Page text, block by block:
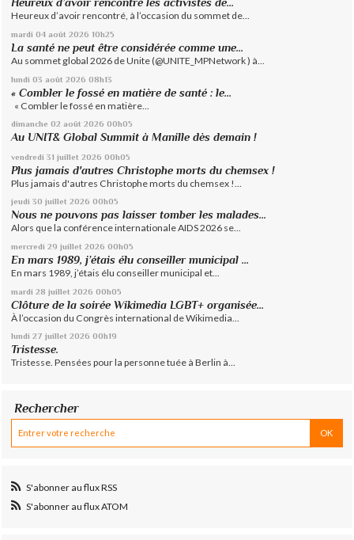
Heureux d’avoir rencontré les activistes de...
Heureux d’avoir rencontré, à l’occasion du sommet de...
mardi 04 août 2026 10h25
La santé ne peut être considérée comme une...
Au sommet global 2026 de Unite (@UNITE_MPNetwork ) à...
lundi 03 août 2026 08h13
« Combler le fossé en matière de santé : le...
« Combler le fossé en matière...
dimanche 02 août 2026 00h05
Au UNIT& Global Summit à Manille dès demain !
vendredi 31 juillet 2026 00h05
Plus jamais d'autres Christophe morts du chemsex !
Plus jamais d'autres Christophe morts du chemsex !...
jeudi 30 juillet 2026 00h05
Nous ne pouvons pas laisser tomber les malades...
Alors que la conférence internationale AIDS 2026 se...
mercredi 29 juillet 2026 00h05
En mars 1989, j’étais élu conseiller municipal ...
En mars 1989, j’étais élu conseiller municipal et...
mardi 28 juillet 2026 00h05
Clôture de la soirée Wikimedia LGBT+ organisée...
À l’occasion du Congrès international de Wikimedia...
lundi 27 juillet 2026 00h19
Tristesse.
Tristesse. Pensées pour la personne tuée à Berlin à...
Rechercher
S'abonner au flux RSS
S'abonner au flux ATOM